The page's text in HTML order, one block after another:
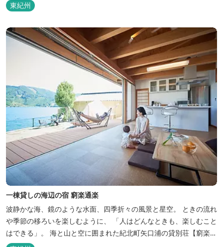
東紀州
一棟貸しの海辺の宿 窮楽通楽
波静かな海、鏡のような水面、四季折々の風景と星空。 ときの流れ
や季節の移ろいを楽しむように、 「人はどんなときも、楽しむこと
はできる」。 海と山と空に囲まれた紀北町矢口浦の貸別荘【窮楽通
楽】。 中国古典『荘子』の一節「窮亦楽、通亦楽」から名づけまし